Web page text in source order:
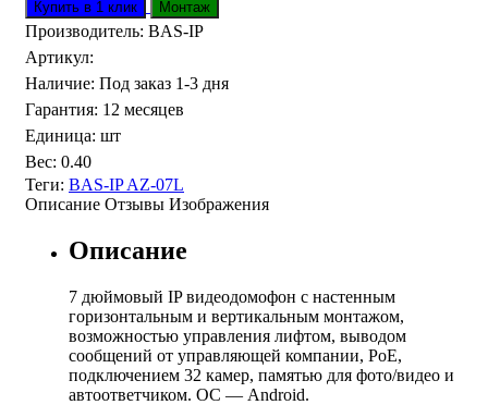
Производитель: BAS-IP
Артикул:
Наличие: Под заказ 1-3 дня
Гарантия: 12 месяцев
Единица: шт
Вес: 0.40
Теги: BAS-IP AZ-07L
Описание Отзывы Изображения
Описание
7 дюймовый IP видеодомофон с настенным
горизонтальным и вертикальным монтажом,
возможностью управления лифтом, выводом
сообщений от управляющей компании, PoE,
подключением 32 камер, памятью для фото/видео и
автоответчиком. ОС — Android.